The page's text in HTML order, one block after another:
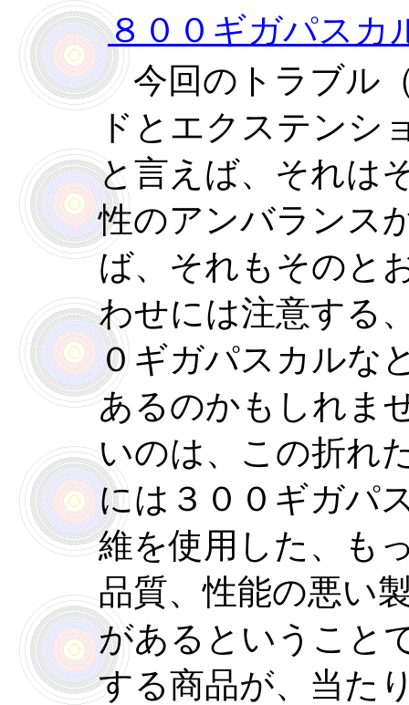
８００ギガパスカ
今回のトラブル
ドとエクステンシ
と言えば、それは
性のアンバランス
ば、それもそのと
わせには注意する
０ギガパスカルな
あるのかもしれま
いのは、この折れ
には３００ギガパ
維を使用した、も
品質、性能の悪い
があるということ
する商品が、当た